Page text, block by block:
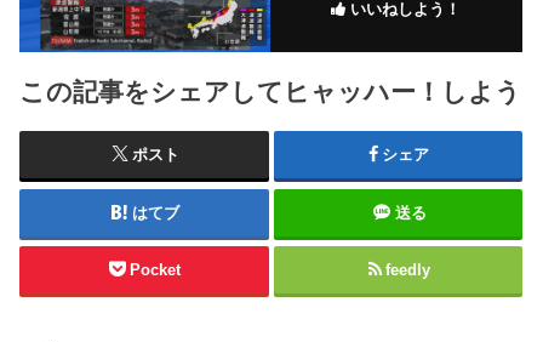
いいねしよう！
この記事をシェアしてヒャッハー！しよう
ポスト シェア
はてブ 送る
Pocket feedly